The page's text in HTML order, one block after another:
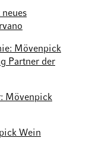
Mövenpick
Partner der
Mövenpick
Wein